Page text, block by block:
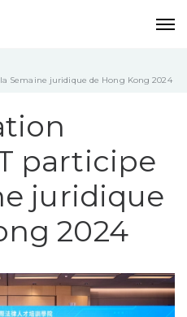
Semaine juridique de Hong Kong 2024
participe
juridique
2024